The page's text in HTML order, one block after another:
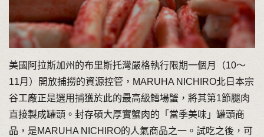
美國阿拉斯加州的布里斯托灣嚴格執行限期一個月（10～
11月）開放捕撈的資源控管，MARUHA NICHIRO北日本宗
谷工廠正是選用捕獲於此的最高級鱈場蟹，將其第1節腿肉
直接製成罐頭。封存碩大厚實蟹肉的「當季美味」罐頭商
品，是MARUHA NICHIRO的人氣商品之一。試吃之後，可